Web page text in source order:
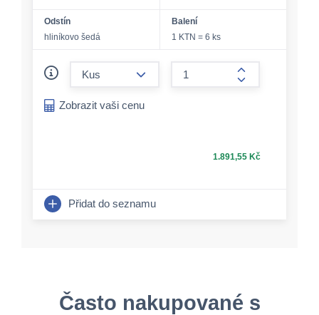
Odstín
hliníkovo šedá
Balení
1 KTN = 6 ks
form.increase-
Zobrazit vaši cenu
1.891,55 Kč
Přidat do seznamu
Často nakupované s